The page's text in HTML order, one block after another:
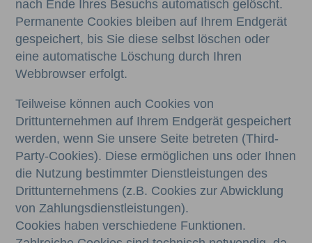
nach Ende Ihres Besuchs automatisch gelöscht.
Permanente Cookies bleiben auf Ihrem Endgerät
gespeichert, bis Sie diese selbst löschen oder
eine automatische Löschung durch Ihren
Webbrowser erfolgt.
Teilweise können auch Cookies von
Drittunternehmen auf Ihrem Endgerät gespeichert
werden, wenn Sie unsere Seite betreten (Third-
Party-Cookies). Diese ermöglichen uns oder Ihnen
die Nutzung bestimmter Dienstleistungen des
Drittunternehmens (z.B. Cookies zur Abwicklung
von Zahlungsdienstleistungen).
Cookies haben verschiedene Funktionen.